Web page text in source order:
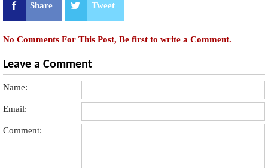
Share Tweet
No Comments For This Post, Be first to write a Comment.
Leave a Comment
Name:
Email:
Comment: